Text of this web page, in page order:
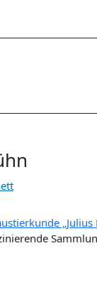
„Julius